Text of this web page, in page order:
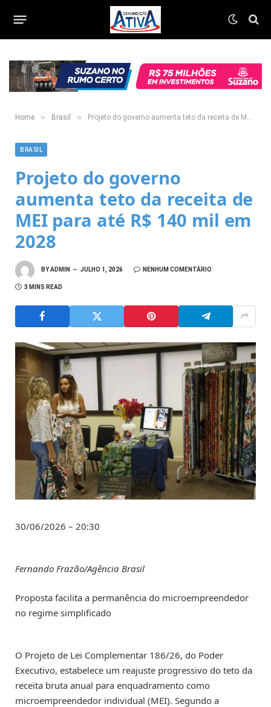
Home » Brasil » Projeto do governo aumenta teto da receita de MEI para até R$ 140 mil em 2028
BRASIL
Projeto do governo
aumenta teto da receita de
MEI para até R$ 140 mil em
2028
BYADMIN JULHO 1, 2026 NENHUM COMENTÁRIO
3 MINS READ
30/06/2026 – 20:30
Fernando Frazão/Agência Brasil
Proposta facilita a permanência do microempreendedor
no regime simplificado
O Projeto de Lei Complementar 186/26, do Poder
Executivo, estabelece um reajuste progressivo do teto da
receita bruta anual para enquadramento como
microempreendedor individual (MEI). Segundo a